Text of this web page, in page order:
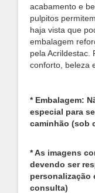
acabamento e
pulpitos
haja vista que
embalagem
pela Acrildestac.
conforto, beleza
* Embalagem:
especial para
caminhão (sob
* As imagens
devendo ser
personalização
consulta)